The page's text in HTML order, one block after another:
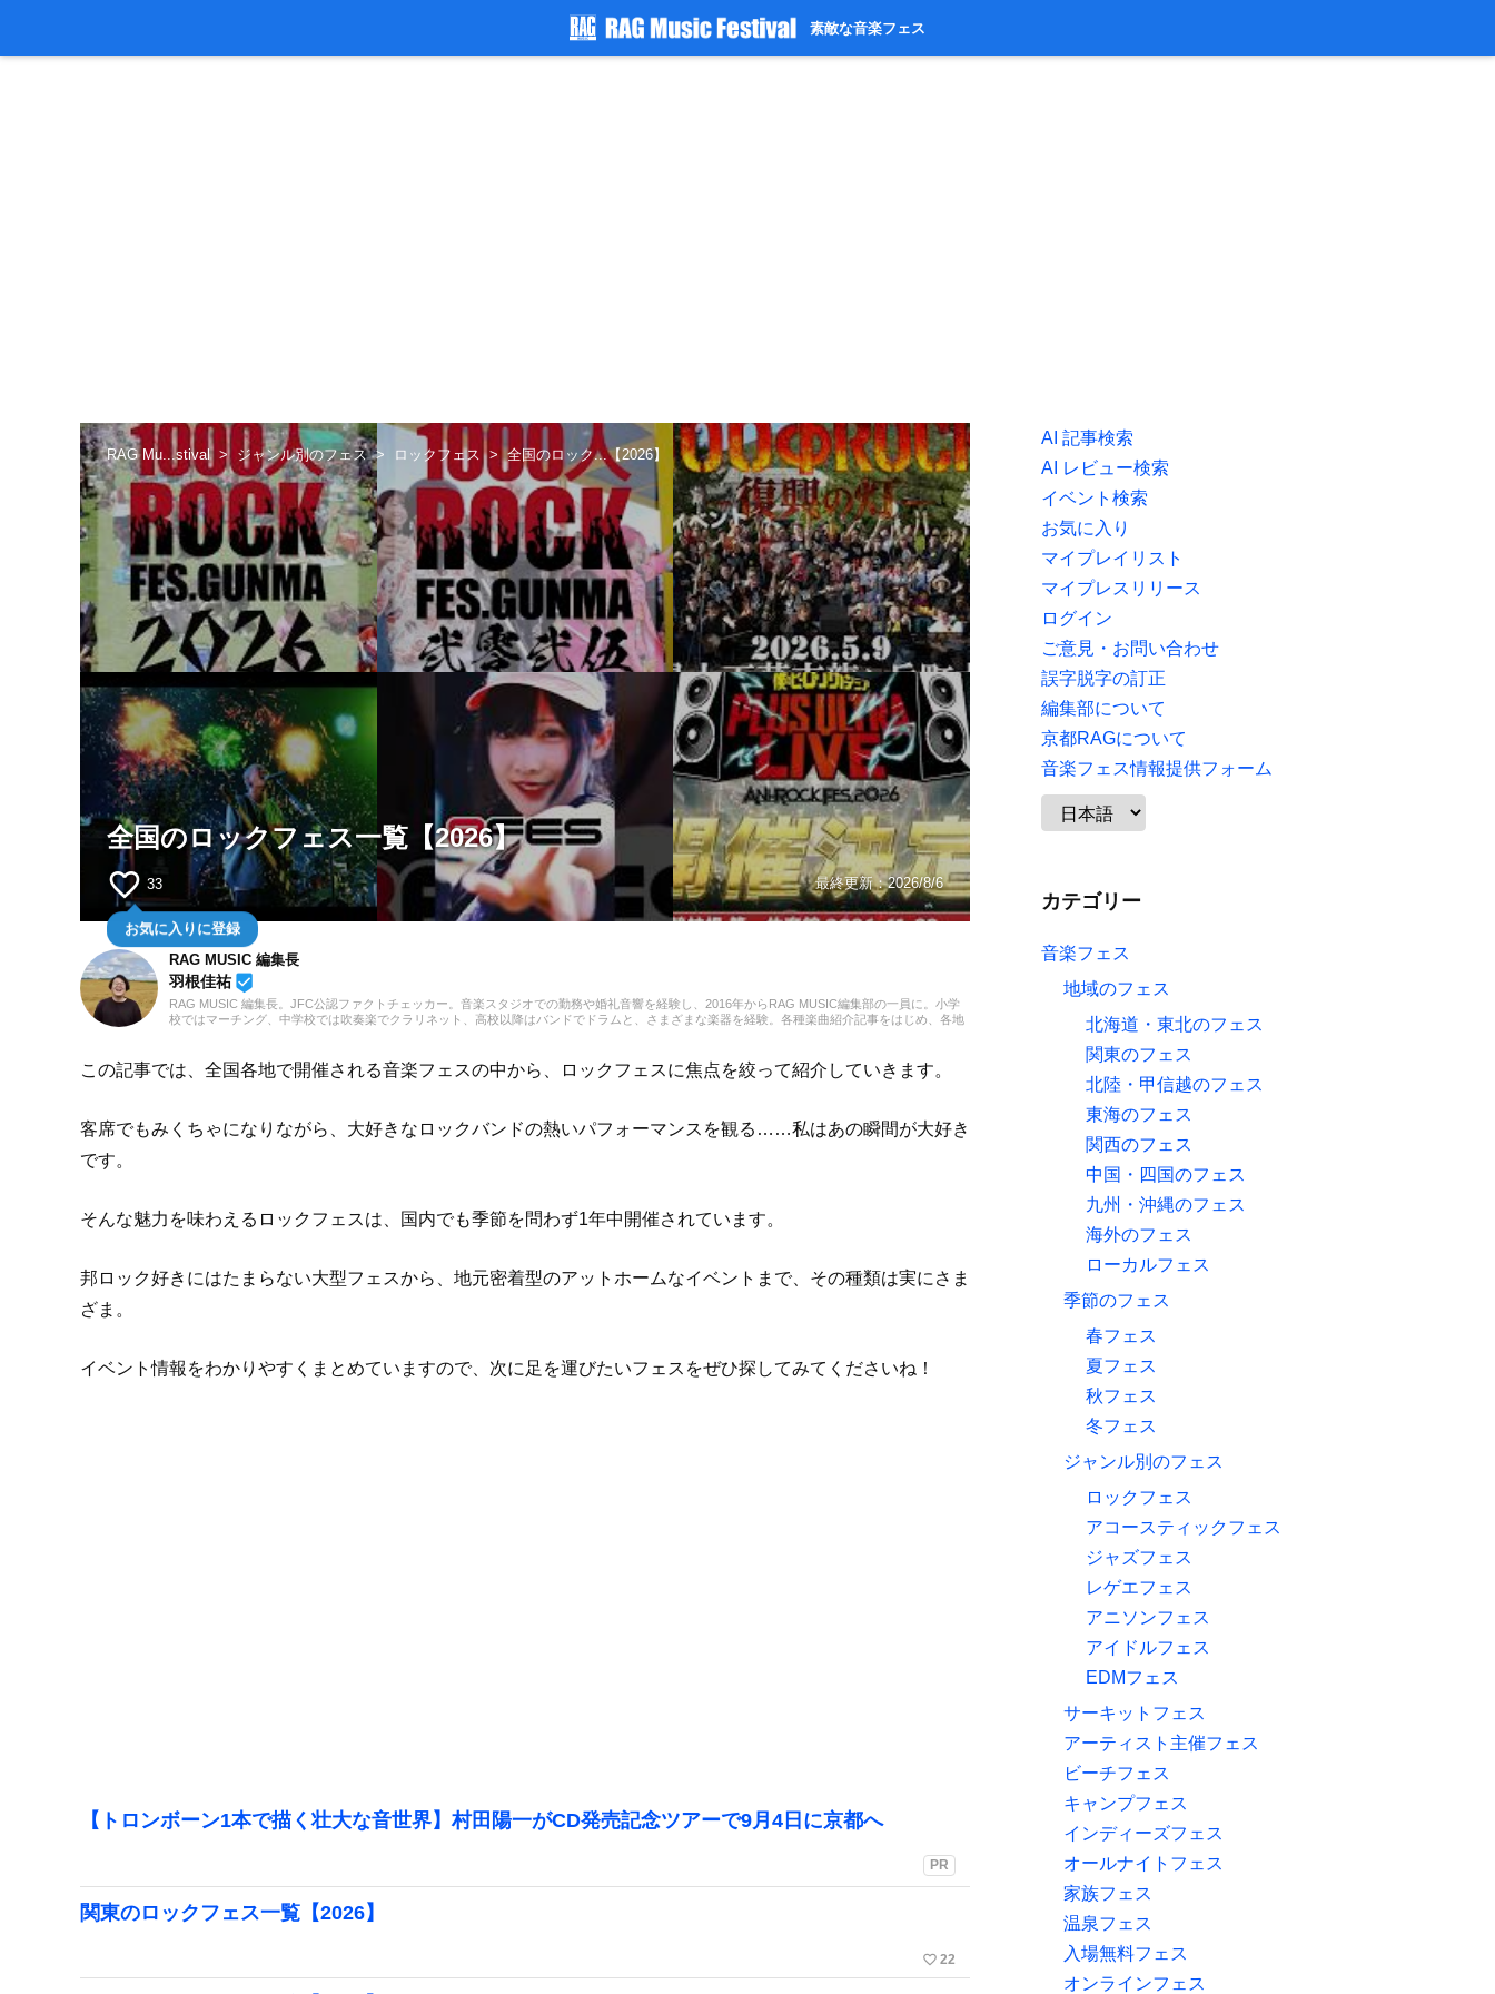
素敵な音楽フェス
RAG Mu...stival ジャンル別のフェス ロックフェス 全国のロック...【2026】
全国のロックフェス一覧【2026】
favorite_border 33
お気に入りに登録
最終更新：2026/8/6
RAG MUSIC 編集長
羽根佳祐 beenhere
RAG MUSIC 編集長。JFC公認ファクトチェッカー。音楽スタジオでの勤務や婚礼音響を経験し、2016年からRAG MUSIC編集部の一員に。小学
校ではマーチング、中学校では吹奏楽でクラリネット、高校以降はバンドでドラムと、さまざまな楽器を経験。各種楽曲紹介記事をはじめ、各地
この記事では、全国各地で開催される音楽フェスの中から、ロックフェスに焦点を絞って紹介していきます。
客席でもみくちゃになりながら、大好きなロックバンドの熱いパフォーマンスを観る……私はあの瞬間が大好き
です。
そんな魅力を味わえるロックフェスは、国内でも季節を問わず1年中開催されています。
邦ロック好きにはたまらない大型フェスから、地元密着型のアットホームなイベントまで、その種類は実にさま
ざま。
イベント情報をわかりやすくまとめていますので、次に足を運びたいフェスをぜひ探してみてくださいね！
【トロンボーン1本で描く壮大な音世界】村田陽一がCD発売記念ツアーで9月4日に京都へ
PR
関東のロックフェス一覧【2026】
favorite_border 22
AI 記事検索
AI レビュー検索
イベント検索
お気に入り
マイプレイリスト
マイプレスリリース
ログイン
ご意見・お問い合わせ
誤字脱字の訂正
編集部について
京都RAGについて
音楽フェス情報提供フォーム
カテゴリー
音楽フェス
地域のフェス
北海道・東北のフェス
関東のフェス
北陸・甲信越のフェス
東海のフェス
関西のフェス
中国・四国のフェス
九州・沖縄のフェス
海外のフェス
ローカルフェス
季節のフェス
春フェス
夏フェス
秋フェス
冬フェス
ジャンル別のフェス
ロックフェス
アコースティックフェス
ジャズフェス
レゲエフェス
アニソンフェス
アイドルフェス
EDMフェス
サーキットフェス
アーティスト主催フェス
ビーチフェス
キャンプフェス
インディーズフェス
オールナイトフェス
家族フェス
温泉フェス
入場無料フェス
オンラインフェス